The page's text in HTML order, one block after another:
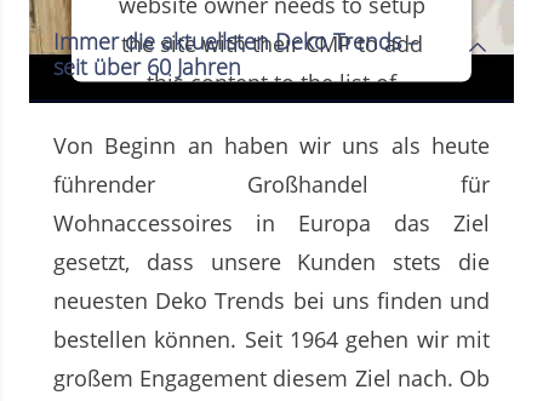
the site with their CMP to add
this content to the list of
Powered by
Usercentrics Consent
Management Platform
Immer die aktuellsten Deko Trends –
seit über 60 Jahren
Von Beginn an haben wir uns als heute
führender Großhandel für
Wohnaccessoires in Europa das Ziel
gesetzt, dass unsere Kunden stets die
neuesten Deko Trends bei uns finden und
bestellen können. Seit 1964 gehen wir mit
großem Engagement diesem Ziel nach. Ob